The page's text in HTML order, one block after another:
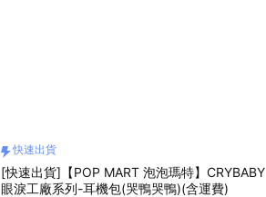
快速出貨
[快速出貨]【POP MART 泡泡瑪特】CRYBABY
眼淚工廠系列-耳機包(哭鴨哭鴨)(含運費)